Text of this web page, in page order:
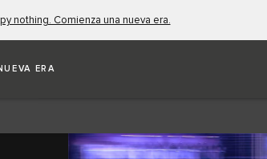
nothing. Comienza una nueva era.
ERA